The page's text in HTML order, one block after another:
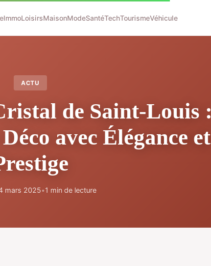
ImmoLoisirsMaisonModeSantéTechTourismeVéhicule
ACTU
de Saint-Louis :
avec Élégance et
mars 2025•1 min de lecture